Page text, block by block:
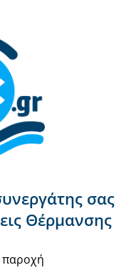
σας
Θέρμανσης
παροχή